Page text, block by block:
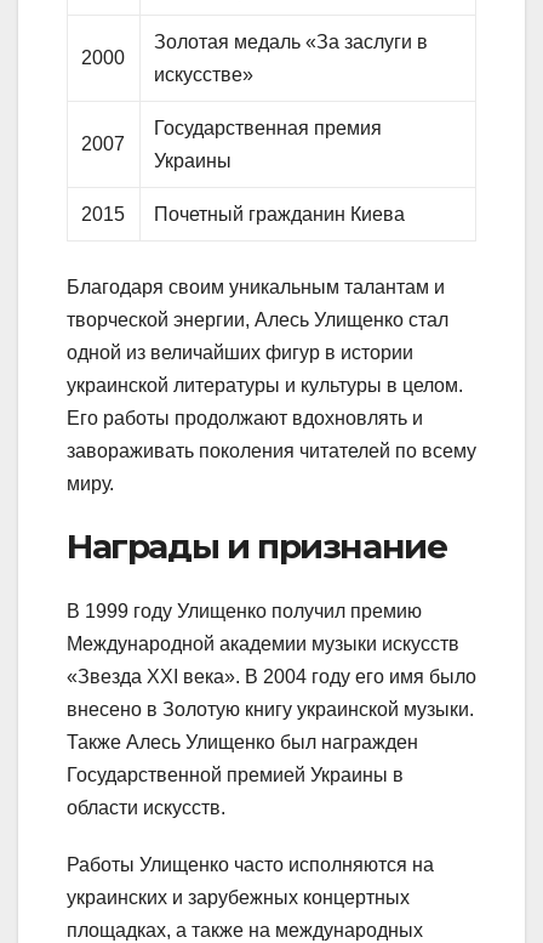
2000
Золотая медаль «За заслуги в
искусстве»
2007
Государственная премия
Украины
2015 Почетный гражданин Киева
Благодаря своим уникальным талантам и
творческой энергии, Алесь Улищенко стал
одной из величайших фигур в истории
украинской литературы и культуры в целом.
Его работы продолжают вдохновлять и
завораживать поколения читателей по всему
миру.
Награды и признание
В 1999 году Улищенко получил премию
Международной академии музыки искусств
«Звезда XXI века». В 2004 году его имя было
внесено в Золотую книгу украинской музыки.
Также Алесь Улищенко был награжден
Государственной премией Украины в
области искусств.
Работы Улищенко часто исполняются на
украинских и зарубежных концертных
площадках, а также на международных